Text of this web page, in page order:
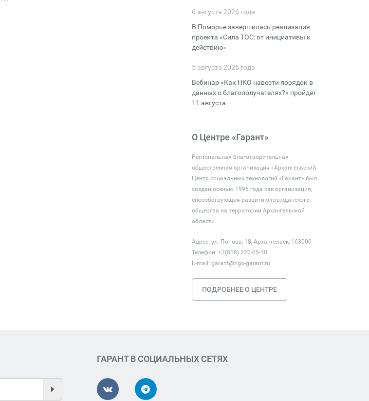
6 августа 2026 года
В Поморье завершилась реализация
проекта «Сила ТОС: от инициативы к
действию»
5 августа 2026 года
Вебинар «Как НКО навести порядок в
данных о благополучателях?» пройдёт
11 августа
О Центре «Гарант»
Региональная благотворительная
общественная организация «Архангельский
Центр социальных технологий «Гарант» был
создан осенью 1996 года как организация,
способствующая развитию гражданского
общества на территории Архангельской
области
Адрес: ул. Попова, 18, Архангельск, 163000
Телефон: +7(818) 220-65-10
E-mail: garant@ngo-garant.ru
ПОДРОБНЕЕ О ЦЕНТРЕ
ГАРАНТ В СОЦИАЛЬНЫХ СЕТЯХ